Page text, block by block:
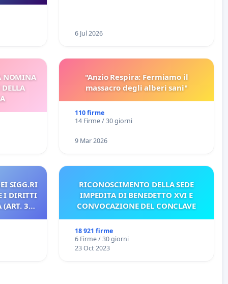
6 Jul 2026
NOMINA
"Anzio Respira: Fermiamo il
massacro degli alberi sani"
110 firme
14 Firme / 30 giorni
9 Mar 2026
SIGG.RI
I DIRITTI
(ART. 3
RICONOSCIMENTO DELLA SEDE
IMPEDITA DI BENEDETTO XVI E
CONVOCAZIONE DEL CONCLAVE
18 921 firme
6 Firme / 30 giorni
23 Oct 2023